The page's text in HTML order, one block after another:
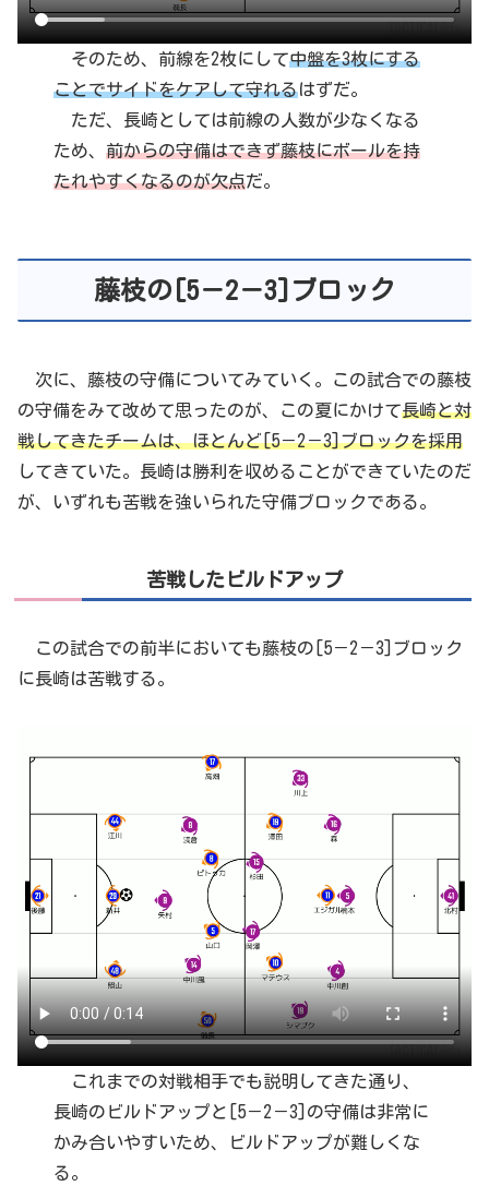
そのため、前線を2枚にして中盤を3枚にする
ことでサイドをケアして守れるはずだ。
ただ、長崎としては前線の人数が少なくなる
ため、前からの守備はできず藤枝にボールを持
たれやすくなるのが欠点だ。
藤枝の[5－2－3]ブロック
次に、藤枝の守備についてみていく。この試合での藤枝
の守備をみて改めて思ったのが、この夏にかけて長崎と対
戦してきたチームは、ほとんど[5－2－3]ブロックを採用
してきていた。長崎は勝利を収めることができていたのだ
が、いずれも苦戦を強いられた守備ブロックである。
苦戦したビルドアップ
この試合での前半においても藤枝の[5－2－3]ブロック
に長崎は苦戦する。
これまでの対戦相手でも説明してきた通り、
長崎のビルドアップと[5－2－3]の守備は非常に
かみ合いやすいため、ビルドアップが難しくな
る。